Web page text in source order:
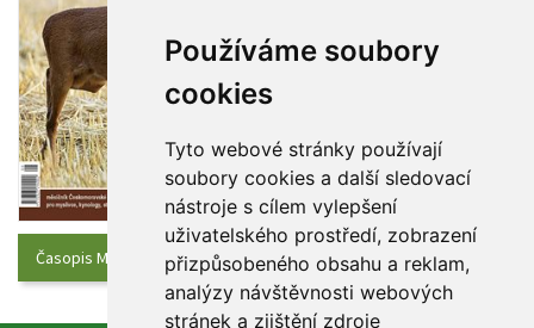
Používáme soubory
cookie
Tyto webové stránky používají
oubory cookies a další sledovací
nástroje s cílem vylepšení
uživatelského prostředí, zobrazení
přizpůsobeného obsahu a reklam,
analýzy návštěvnosti webových
tránek a zjištění zdroje
Časopis Myslivost - Aktuální číslo